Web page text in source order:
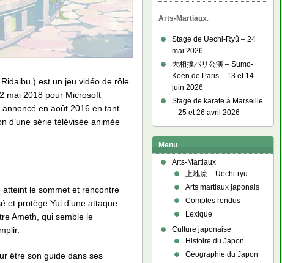
) est un jeu vidéo de rôle
mai 2018 pour Microsoft
en août 2016 en tant
d’une série télévisée animée
le sommet et rencontre
et protège Yui d’une attaque
Ameth, qui semble le
être son guide dans ses
Arts-Martiaux:
Stage de Uechi-Ryû – 24
mai 2026
大相撲パリ公演 – Sumo-
Kōen de Paris – 13 et 14
juin 2026
Stage de karate à Marseille
– 25 et 26 avril 2026
Menu
Arts-Martiaux
上地流 – Uechi-ryu
Arts martiaux japonais
Comptes rendus
Lexique
Culture japonaise
Histoire du Japon
Géographie du Japon